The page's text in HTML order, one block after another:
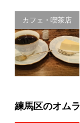
カフェ・喫茶店
練馬区のオム